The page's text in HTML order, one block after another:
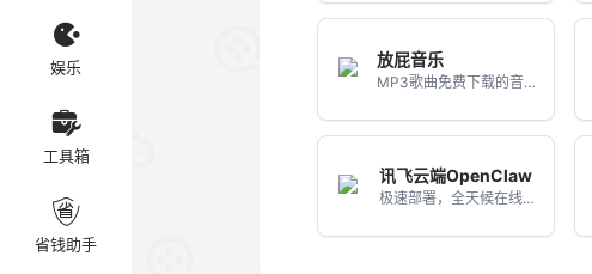
娱乐
工具箱
省钱助手
放屁音乐
MP3歌曲免费下载的音乐网站
讯飞云端OpenClaw
极速部署，全天候在线服务